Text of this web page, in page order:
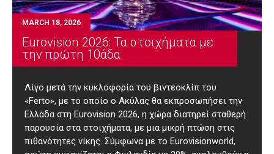
MARCH 18, 2026
Eurovision 2026: Τα στοιχήματα με
την πρώτη 10άδα
Λίγο μετά την κυκλοφορία του βιντεοκλίπ του
«Ferto», με το οποίο ο Ακύλας θα εκπροσωπήσει την
Ελλάδα στη Eurovision 2026, η χώρα διατηρεί σταθερή
παρουσία στα στοιχήματα, με μια μικρή πτώση στις
πιθανότητες νίκης. Σύμφωνα με το Eurovisionworld,